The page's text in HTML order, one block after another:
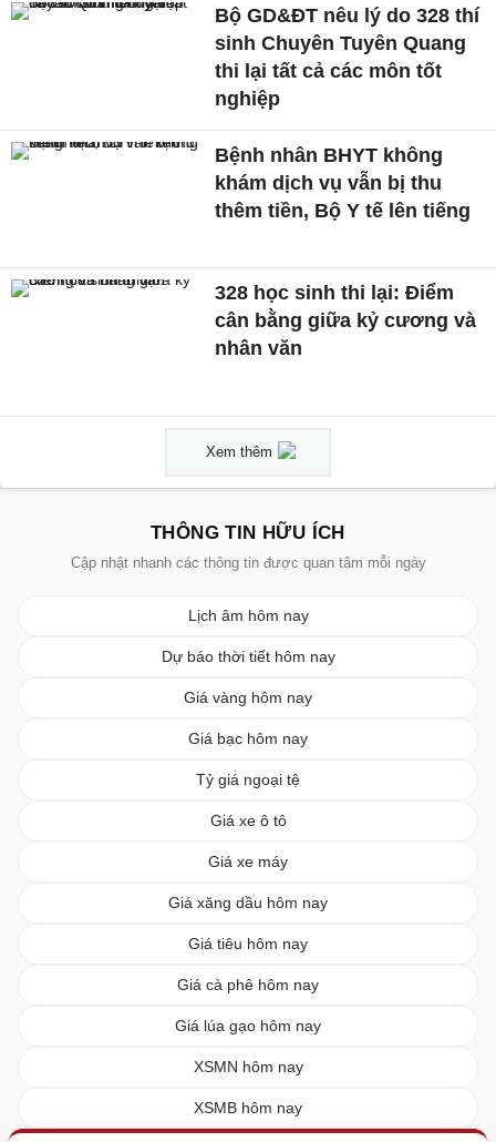
Bộ GD&ĐT nêu lý do 328 thí
sinh Chuyên Tuyên Quang
thi lại tất cả các môn tốt
nghiệp
Bệnh nhân BHYT không
khám dịch vụ vẫn bị thu
thêm tiền, Bộ Y tế lên tiếng
328 học sinh thi lại: Điểm
cân bằng giữa kỷ cương và
nhân văn
Xem thêm
THÔNG TIN HỮU ÍCH
Cập nhật nhanh các thông tin được quan tâm mỗi ngày
Lịch âm hôm nay
Dự báo thời tiết hôm nay
Giá vàng hôm nay
Giá bạc hôm nay
Tỷ giá ngoại tệ
Giá xe ô tô
Giá xe máy
Giá xăng dầu hôm nay
Giá tiêu hôm nay
Giá cà phê hôm nay
Giá lúa gạo hôm nay
XSMN hôm nay
XSMB hôm nay